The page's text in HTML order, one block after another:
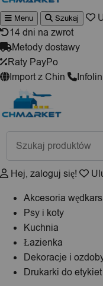
Wyszukiwarka
produktów
Menu Szukaj
14 dni na zwrot
Metody dostawy
Raty PayPo
Import z Chin
Wyszukiwarka
produktów
Hej, zaloguj się!
Akcesoria
Psy i koty
Kuchnia
Łazienka
Dekoracje i
Drukarki do etykiet